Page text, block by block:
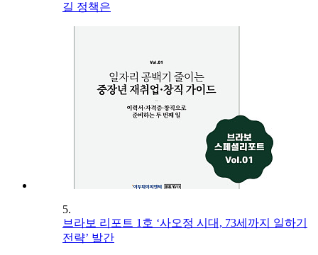
길 정책은
5.
브라보 리포트 1호 ‘사오정 시대, 73세까지 일하기
전략’ 발간